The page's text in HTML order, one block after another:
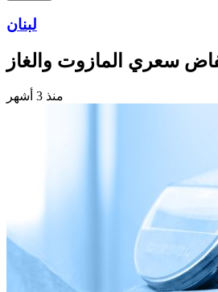
لبنان
سعري المازوت والغاز
منذ 3 أشهر